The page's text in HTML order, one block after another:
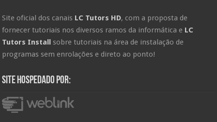
Site oficial dos canais LC Tutors HD, com a proposta de
fornecer tutoriais nos diversos ramos da informática e LC
Tutors Install sobre tutoriais na área de instalação de
programas sem enrolações e direto ao ponto!
Site hospedado por: